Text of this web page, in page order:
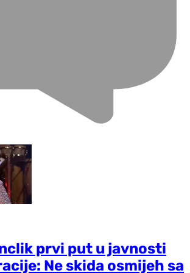
prvi put u javnosti
Ne skida osmijeh sa